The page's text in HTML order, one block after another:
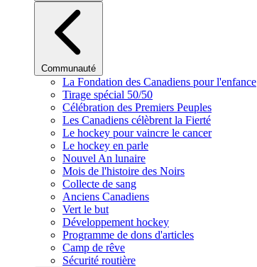
Communauté
La Fondation des Canadiens pour l'enfance
Tirage spécial 50/50
Célébration des Premiers Peuples
Les Canadiens célèbrent la Fierté
Le hockey pour vaincre le cancer
Le hockey en parle
Nouvel An lunaire
Mois de l'histoire des Noirs
Collecte de sang
Anciens Canadiens
Vert le but
Développement hockey
Programme de dons d'articles
Camp de rêve
Sécurité routière